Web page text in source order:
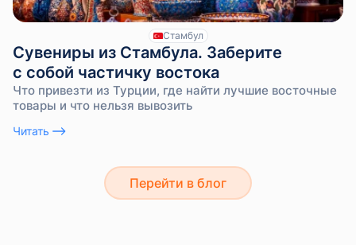
Стамбул
Сувениры из Стамбула. Заберите
с собой частичку востока
Что привезти из Турции, где найти лучшие восточные
товары и что нельзя вывозить
Читать
Перейти в блог